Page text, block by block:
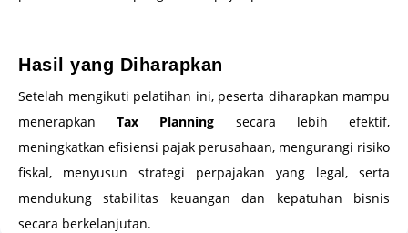
Hasil yang Diharapkan
Setelah mengikuti pelatihan ini, peserta diharapkan mampu
menerapkanTax Planning secara lebih efektif,
meningkatkan efisiensi pajak perusahaan, mengurangi risiko
fiskal, menyusun strategi perpajakan yang legal, serta
mendukung stabilitas keuangan dan kepatuhan bisnis
secara berkelanjutan.